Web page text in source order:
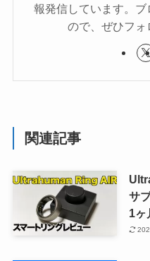
報発信しています。
ので、ぜひフォ
関連記事
サ
1ヶ